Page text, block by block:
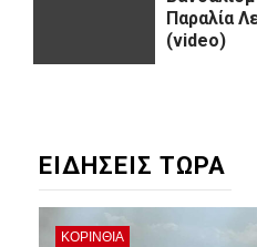
Παραλία
(video)
ΕΙΔΗΣΕΙΣ ΤΩΡΑ
ΚΟΡΙΝΘΊΑ